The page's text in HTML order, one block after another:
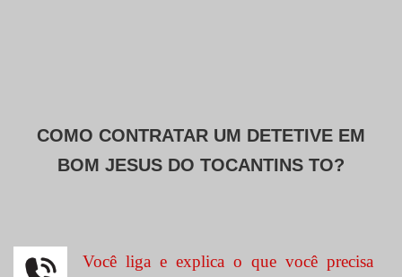
COMO CONTRATAR UM DETETIVE EM
BOM JESUS DO TOCANTINS TO?
Você liga e explica o que você precisa